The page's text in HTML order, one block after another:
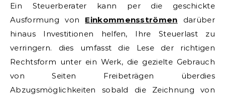
Ein Steuerberater kann per die geschickte
Ausformung von Einkommensströmen darüber
hinaus Investitionen helfen, Ihre Steuerlast zu
verringern. dies umfasst die Lese der richtigen
Rechtsform unter ein Werk, die gezielte Gebrauch
von Seiten Freibeträgen überdies
Abzugsmöglichkeiten sobald die Zeichnung von